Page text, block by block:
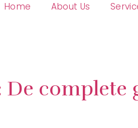
Home About Us
complete